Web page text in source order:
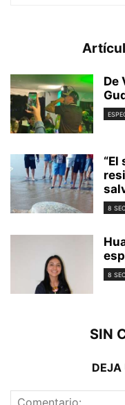
De
“El
8
8
SIN
DEJA